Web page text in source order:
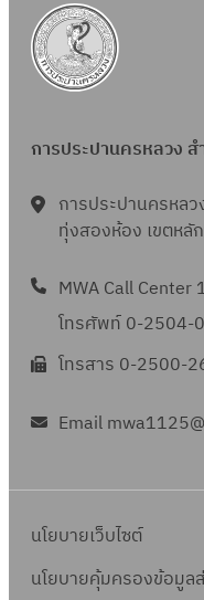
การประปานครหลวง
การประปานครหล
ทุ่งสองห้อง เขตห
MWA Call
โทรศัพท์ 0-2504-
โทรสาร 0-2500-
Email
นโยบายเว็บไซต์
นโยบายคุ้มครองข้อมูล